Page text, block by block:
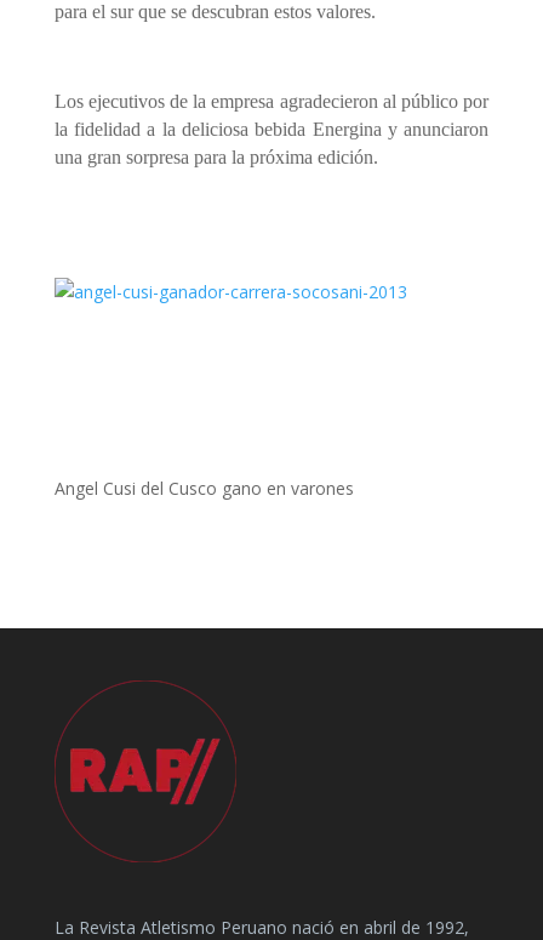
para el sur que se descubran estos valores.
Los ejecutivos de la empresa agradecieron al público por
la fidelidad a la deliciosa bebida Energina y anunciaron
una gran sorpresa para la próxima edición.
Angel Cusi del Cusco gano en varones
La Revista Atletismo Peruano nació en abril de 1992,